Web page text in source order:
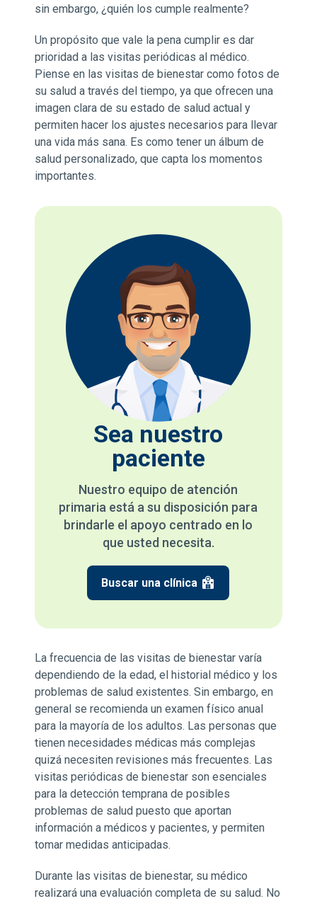
sin embargo, ¿quién los cumple realmente?
Un propósito que vale la pena cumplir es dar
prioridad a las visitas periódicas al médico.
Piense en las visitas de bienestar como fotos de
su salud a través del tiempo, ya que ofrecen una
imagen clara de su estado de salud actual y
permiten hacer los ajustes necesarios para llevar
una vida más sana. Es como tener un álbum de
salud personalizado, que capta los momentos
importantes.
Sea nuestro
paciente
Nuestro equipo de atención
primaria está a su disposición para
brindarle el apoyo centrado en lo
que usted necesita.
Buscar una clínica
La frecuencia de las visitas de bienestar varía
dependiendo de la edad, el historial médico y los
problemas de salud existentes. Sin embargo, en
general se recomienda un examen físico anual
para la mayoría de los adultos. Las personas que
tienen necesidades médicas más complejas
quizá necesiten revisiones más frecuentes. Las
visitas periódicas de bienestar son esenciales
para la detección temprana de posibles
problemas de salud puesto que aportan
información a médicos y pacientes, y permiten
tomar medidas anticipadas.
Durante las visitas de bienestar, su médico
realizará una evaluación completa de su salud. No